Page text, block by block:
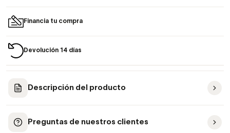
Financia tu compra
Devolución 14 días
Descripción del producto
Preguntas de nuestros clientes